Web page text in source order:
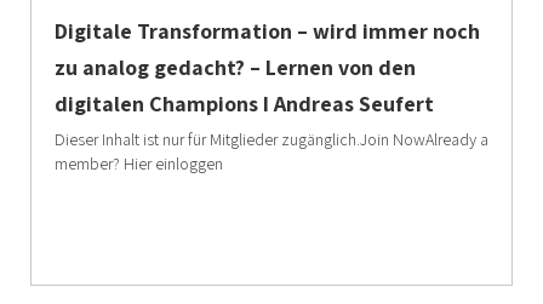
Digitale Transformation – wird immer noch
zu analog gedacht? – Lernen von den
digitalen Champions I Andreas Seufert
Dieser Inhalt ist nur für Mitglieder zugänglich.Join NowAlready a
member? Hier einloggen